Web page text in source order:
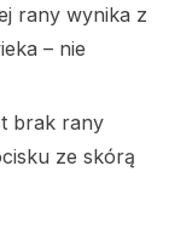
rany wynika z
– nie
brak rany
ze skórą